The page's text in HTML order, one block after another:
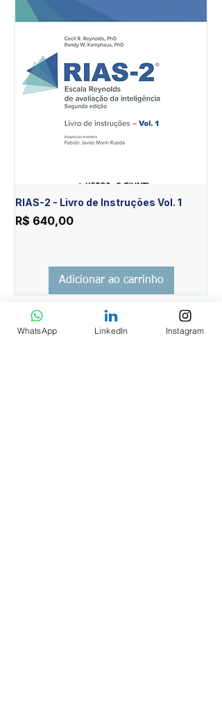
RIAS-2 - Livro de Instruções Vol. 1
Preço
R$ 640,00
Adicionar ao carrinho
WhatsApp LinkedIn Instagram